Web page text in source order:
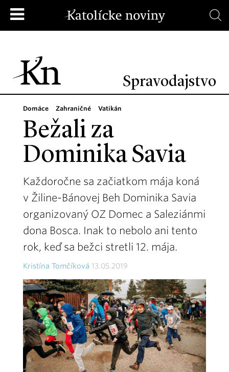
Spravodajstvo
Domáce Zahraničné Vatikán
Bežali za
Dominika Savia
Každoročne sa začiatkom mája koná
v Žiline-Bánovej Beh Dominika Savia
organizovaný OZ Domec a Saleziánmi
dona Bosca. Inak to nebolo ani tento
rok, keď sa bežci stretli 12. mája.
Kristína Tomčíková 13.05.2019